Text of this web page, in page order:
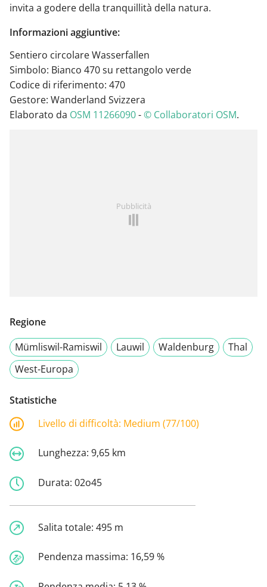
invita a godere della tranquillità della natura.
Informazioni aggiuntive:
Sentiero circolare Wasserfallen
Simbolo: Bianco 470 su rettangolo verde
Codice di riferimento: 470
Gestore: Wanderland Svizzera
Elaborato da OSM 11266090-© Collaboratori OSM.
Pubblicità
Regione
Mümliswil-Ramiswil
Lauwil Waldenburg
Thal
West-Europa
Statistiche
Livello di difficoltà: Medium (77/100)
Lunghezza: 9,65 km
Durata: 02o45
Salita totale: 495 m
Pendenza massima: 16,59 %